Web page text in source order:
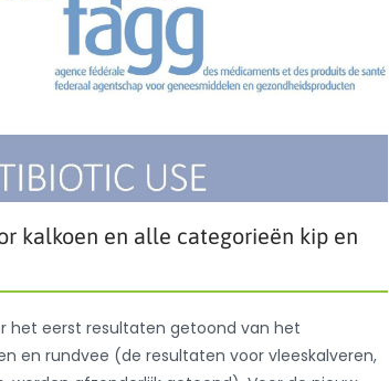
kalkoen en alle categorieën kip en
het eerst resultaten getoond van het
en rundvee (de resultaten voor vleeskalveren,